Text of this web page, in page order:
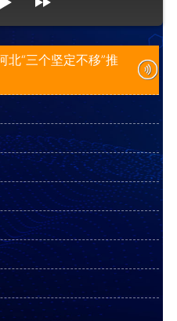
北“三个坚定不移”推